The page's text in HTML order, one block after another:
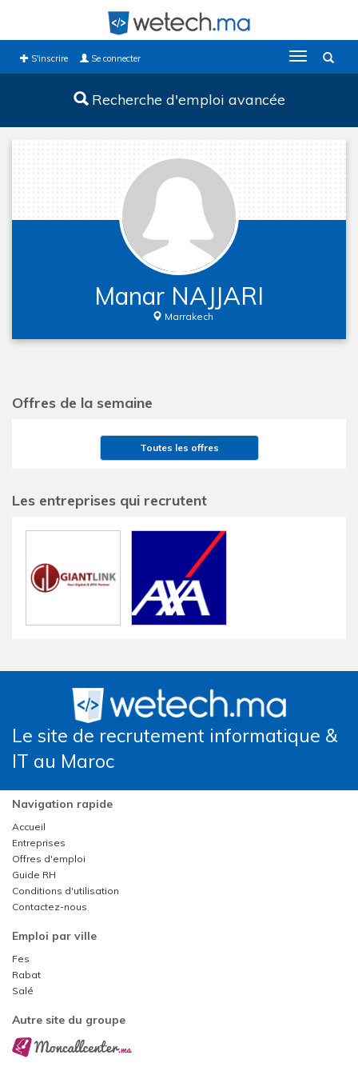
S'inscrire Se connecter
Toggle
navigation
Recherche d'emploi avancée
Manar NAJJARI
Marrakech
Offres de la semaine
Toutes les offres
Les entreprises qui recrutent
Le site de recrutement informatique &
IT au Maroc
Navigation rapide
Accueil
Entreprises
Offres d'emploi
Guide RH
Conditions d'utilisation
Contactez-nous
Emploi par ville
Fes
Rabat
Salé
Autre site du groupe